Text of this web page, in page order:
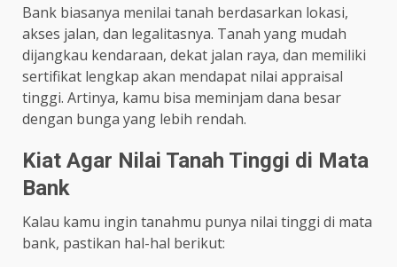
Bank biasanya menilai tanah berdasarkan lokasi,
akses jalan, dan legalitasnya. Tanah yang mudah
dijangkau kendaraan, dekat jalan raya, dan memiliki
sertifikat lengkap akan mendapat nilai appraisal
tinggi. Artinya, kamu bisa meminjam dana besar
dengan bunga yang lebih rendah.
Kiat Agar Nilai Tanah Tinggi di Mata
Bank
Kalau kamu ingin tanahmu punya nilai tinggi di mata
bank, pastikan hal-hal berikut: